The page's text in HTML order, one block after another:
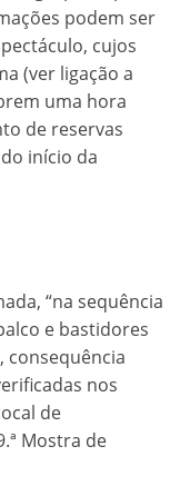
podem ser
cujos
(ver ligação a
uma hora
de reservas
início da
“na sequência
e bastidores
consequência
nos
de
Mostra de